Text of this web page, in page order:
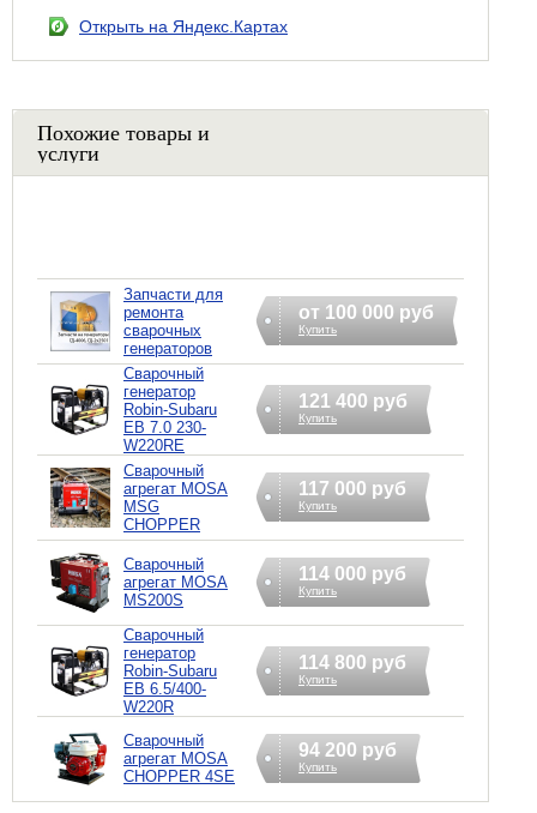
Открыть на Яндекс.Картах
Похожие товары и
услуги
Запчасти для
ремонта
сварочных
генераторов
от 100 000 руб
Купить
Сварочный
генератор
Robin-Subaru
EB 7.0 230-
W220RE
121 400 руб
Купить
Сварочный
агрегат MOSA
MSG
CHOPPER
117 000 руб
Купить
Сварочный
агрегат MOSA
MS200S
114 000 руб
Купить
Сварочный
генератор
Robin-Subaru
EB 6.5/400-
W220R
114 800 руб
Купить
Сварочный
агрегат MOSA
CHOPPER 4SE
94 200 руб
Купить